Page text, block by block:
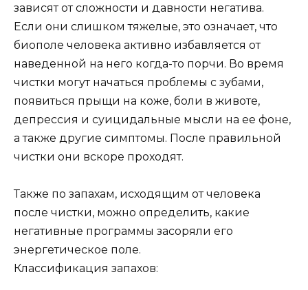
зависят от сложности и давности негатива.
Если они слишком тяжелые, это означает, что
биополе человека активно избавляется от
наведенной на него когда-то порчи. Во время
чистки могут начаться проблемы с зубами,
появиться прыщи на коже, боли в животе,
депрессия и суицидальные мысли на ее фоне,
а также другие симптомы. После правильной
чистки они вскоре проходят.
Также по запахам, исходящим от человека
после чистки, можно определить, какие
негативные программы засоряли его
энергетическое поле.
Классификация запахов: